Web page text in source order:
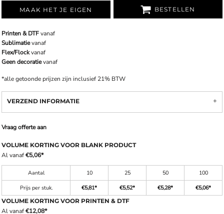
MAAK HET JE EIGEN BESTELLEN
Printen & DTFvanaf
Sublimatievanaf
Flex/Flockvanaf
Geen decoratievanaf
*alle getoonde prijzen zijn inclusief 21% BTW
VERZEND INFORMATIE
Vraag offerte aan
VOLUME KORTING VOOR BLANK PRODUCT
Al vanaf€5,06*
Aantal 10 25 50
100
Prijs per stuk.
€5,81* €5,52* €5,28* €5,06*
VOLUME KORTING VOOR PRINTEN & DTF
Al vanaf€12,08*